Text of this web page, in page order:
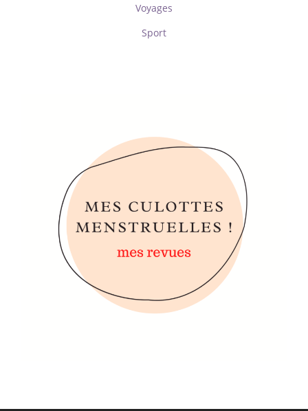
Voyages
Sport